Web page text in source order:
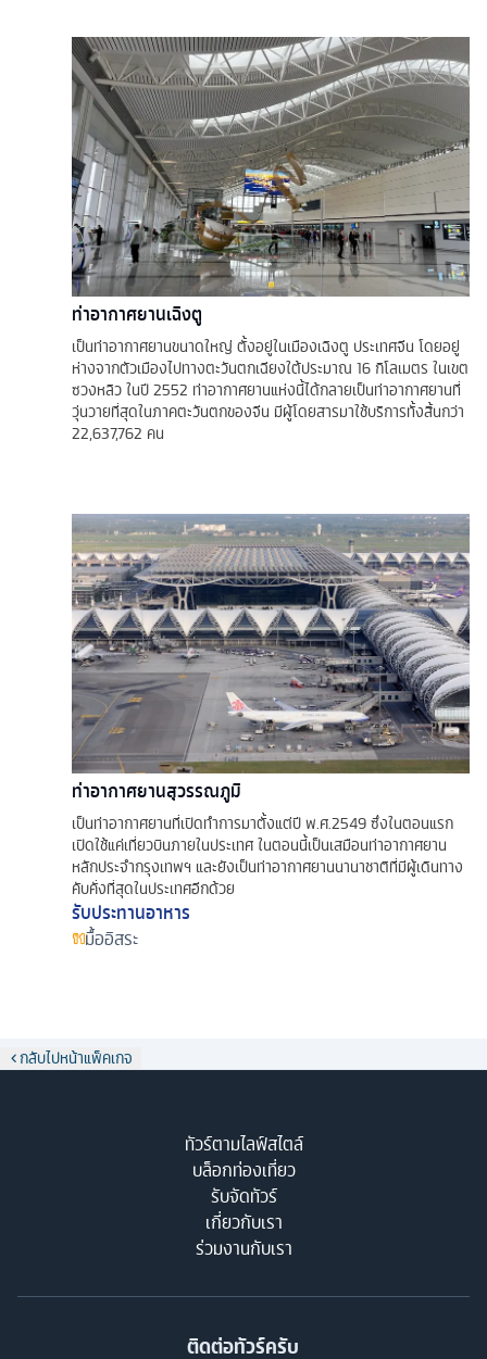
ท่าอากาศยานเฉิงตู
เป็นท่าอากาศยานขนาดใหญ่ ตั้งอยู่ในเมืองเฉิงตู ประเทศจีน โดยอยู่
ห่างจากตัวเมืองไปทางตะวันตกเฉียงใต้ประมาณ 16 กิโลเมตร ในเขต
ซวงหลิว ในปี 2552 ท่าอากาศยานแห่งนี้ได้กลายเป็นท่าอากาศยานที่
วุ่นวายที่สุดในภาคตะวันตกของจีน มีผู้โดยสารมาใช้บริการทั้งสิ้นกว่า
22,637,762 คน
ท่าอากาศยานสุวรรณภูมิ
เป็นท่าอากาศยานที่เปิดทำการมาตั้งแต่ปี พ.ศ.2549 ซึ่งในตอนแรก
เปิดใช้แค่เที่ยวบินภายในประเทศ ในตอนนี้เป็นเสมือนท่าอากาศยาน
หลักประจำกรุงเทพฯ และยังเป็นท่าอากาศยานนานาชาติที่มีผู้เดินทาง
คับคั่งที่สุดในประเทศอีกด้วย
รับประทานอาหาร
มื้ออิสระ
กลับไปหน้าแพ็คเกจ
ทัวร์ตามไลฟ์สไตล์
บล็อกท่องเที่ยว
รับจัดทัวร์
เกี่ยวกับเรา
ร่วมงานกับเรา
ติดต่อทัวร์ครับ